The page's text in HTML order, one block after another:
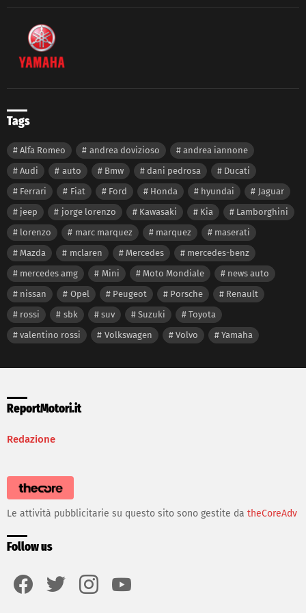
Tags
Alfa Romeo andrea dovizioso
andrea iannone
Audi
auto Bmw dani pedrosa
Ducati
Ferrari
Fiat Ford Honda hyundai
Jaguar
jeep
jorge lorenzo Kawasaki Kia
Lamborghini
lorenzo
marc marquez marquez
maserati
Mazda
mclaren Mercedes
mercedes-benz
mercedes amg
Mini Moto Mondiale
news auto
nissan
Opel Peugeot Porsche
Renault
rossi
sbk suv Suzuki
Toyota
valentino rossi
Volkswagen Volvo Yamaha
ReportMotori.it
Redazione
Le attività pubblicitarie su questo sito sono gestite da theCoreAdv
Follow us